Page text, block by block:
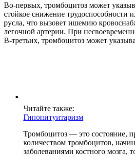
Во-первых, тромбоцитоз может
стойкое снижение трудоспособности
русла, что вызовет ишемию
легочной артерии. При
В-третьих, тромбоцитоз может
Читайте также:
Гипопитуитаризм
Тромбоцитоз — это состояние,
количеством тромбоцитов,
заболеваниями костного мозга,